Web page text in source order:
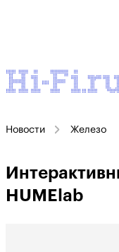
Новости Железо
HUMElab